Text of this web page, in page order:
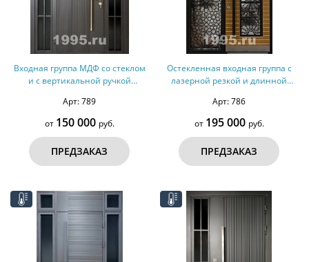
Входная группа МДФ со стеклом
и с вертикальной ручкой
Арт: 789
от 150 000 руб.
ПРЕДЗАКАЗ
Остекленная входная группа с
лазерной резкой и длинной
Арт: 786
от 195 000 руб.
ПРЕДЗАКАЗ